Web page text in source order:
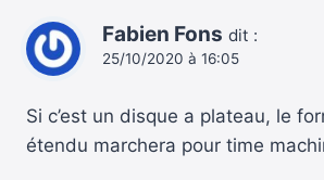
Fabien Fons dit :
25/10/2020 à 16:05
Si c’est un disque a plateau, le
étendu marchera pour time